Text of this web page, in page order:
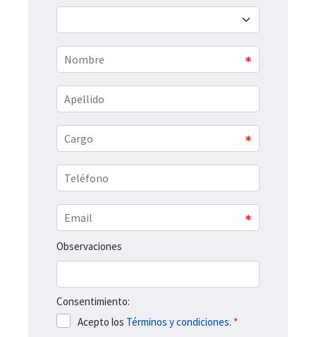
Observaciones
Consentimiento:
Acepto los Términos y condiciones. *